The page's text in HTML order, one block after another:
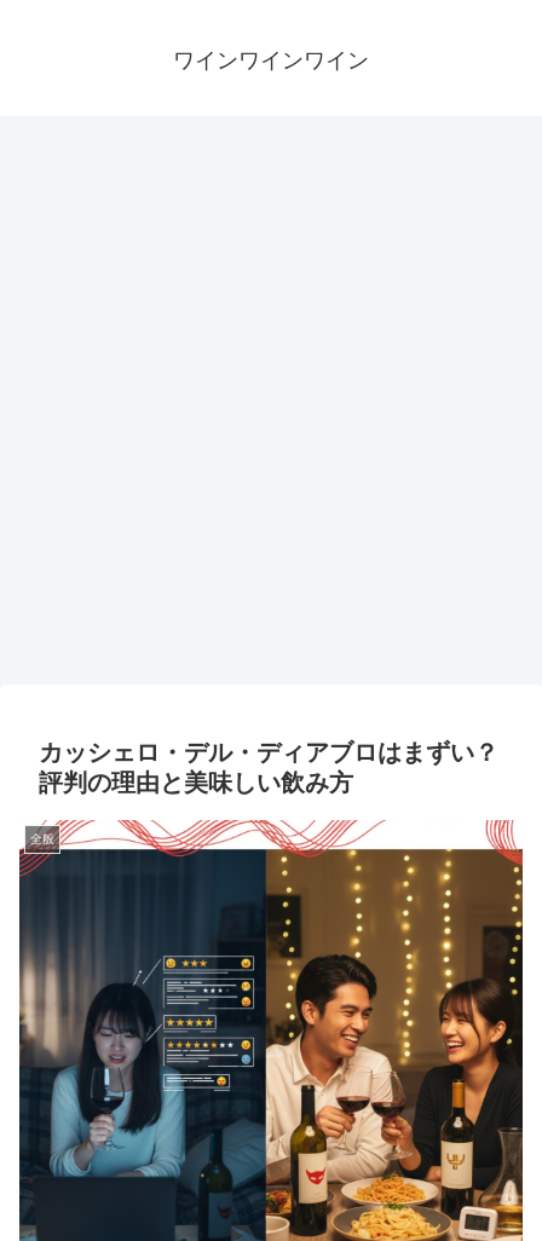
ワインワインワイン
カッシェロ・デル・ディアブロはまずい？
評判の理由と美味しい飲み方
全般